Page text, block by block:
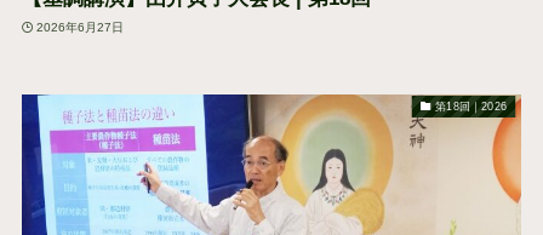
2026年6月27日
第18回｜2026